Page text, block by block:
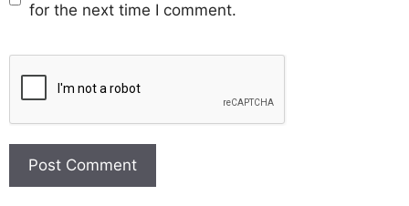
for the next time I comment.